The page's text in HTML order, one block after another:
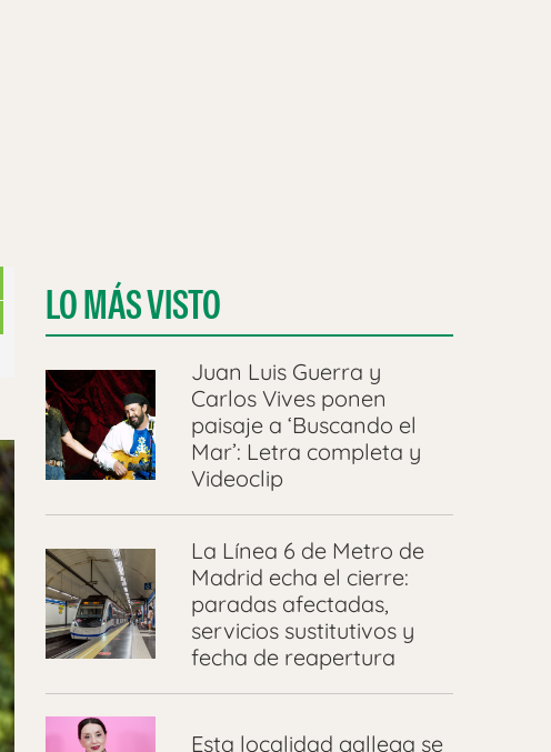
HIJOS CON LOS TRABAJOS
LO MÁS VISTO
Juan Luis Guerra y
Carlos Vives ponen
paisaje a ‘Buscando el
Mar’: Letra completa y
Videoclip
La Línea 6 de Metro de
Madrid echa el cierre:
paradas afectadas,
servicios sustitutivos y
fecha de reapertura
Esta localidad gallega se